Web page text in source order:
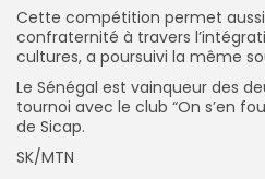
Cette compétition permet
confraternité à travers
cultures, a poursuivi la même
Le Sénégal est vainqueur des
tournoi avec le club “On s’en
de Sicap.
SK/MTN